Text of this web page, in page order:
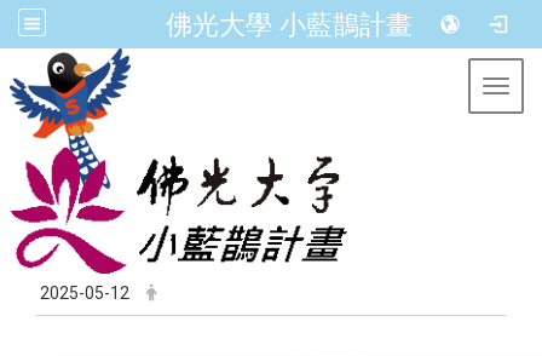
佛光大學 小藍鵲計畫
2025-05-12